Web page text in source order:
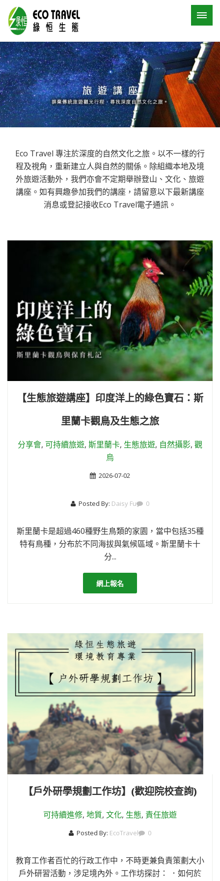
Eco Travel 專注於深度的自然文化之旅。以不一樣的行
程及視角，重新建立人與自然的關係。除組織本地及境
外旅遊活動外，我們亦會不定期舉辦登山、文化、旅遊
講座。如有興趣參加我們的講座，請留意以下最新講座
消息或登記接收Eco Travel電子通訊。
【生態旅遊講座】印度洋上的綠色寶石：斯
里蘭卡觀鳥及生態之旅
分享會, 可持續旅遊, 斯里蘭卡, 生態旅遊, 自然攝影, 觀
烏
2026-07-02
Posted By: Daisy Fu 0
斯里蘭卡是超過460種野生鳥類的家園，當中包括35種
特有鳥種，分布於不同海拔與氣候區域。斯里蘭卡十
分...
網上報名
【戶外研學規劃工作坊】(歡迎院校查詢)
可持續進修, 地質, 文化, 生態, 責任旅遊
Posted By: EcoTravel 0
教育工作者百忙的行政工作中，不時更兼負責策劃大小
戶外研習活動，涉足境內外。工作坊探討： ．如何於